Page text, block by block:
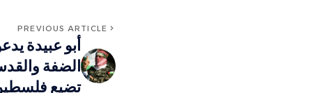
PREVIOUS ARTICLE
أبو عبيدة
الضفة
تضيع